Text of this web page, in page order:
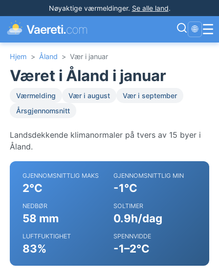
Nøyaktige værmeldinger. Se alle land.
Vaereti.com 🌐 ☰
Hjem > Åland > Vær i januar
Været i Åland i januar
Værmelding Vær i august
Vær i september
Årsgjennomsnitt
Landsdekkende klimanormaler på tvers av 15 byer i
Åland.
GJENNOMSNITTLIG MAKS
2°C
GJENNOMSNITTLIG MIN
-1°C
NEDBØR
58 mm
SOLTIMER
0.9h/dag
LUFTFUKTIGHET
83%
SPENNVIDDE
-1–2°C